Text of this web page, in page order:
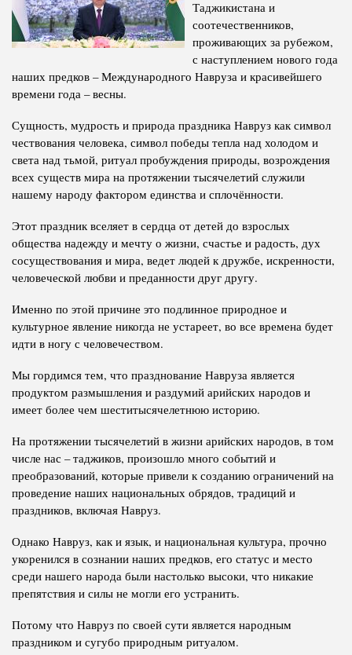
Полномочия
Биография
Книги
Статьи
Пресс-центр
ПРЕЗИДЕНТ РЕСПУБЛИКИ ТАДЖИКИСТАН
Структура Института
Руководители и сотрудники
История руководителей
Таджикистана и
соотечественников,
проживающих за рубежом,
с наступлением нового года
наших предков – Международного Навруза и красивейшего
времени года – весны.
Сущность, мудрость и природа праздника Навруз как символ
чествования человека, символ победы тепла над холодом и
света над тьмой, ритуал пробуждения природы, возрождения
всех существ мира на протяжении тысячелетий служили
нашему народу фактором единства и сплочённости.
Этот праздник вселяет в сердца от детей до взрослых
общества надежду и мечту о жизни, счастье и радость, дух
сосуществования и мира, ведет людей к дружбе, искренности,
человеческой любви и преданности друг другу.
Именно по этой причине это подлинное природное и
культурное явление никогда не устареет, во все времена будет
идти в ногу с человечеством.
Мы гордимся тем, что празднование Навруза является
продуктом размышления и раздумий арийских народов и
имеет более чем шеститысячелетнюю историю.
На протяжении тысячелетий в жизни арийских народов, в том
числе нас – таджиков, произошло много событий и
преобразований, которые привели к созданию ограничений на
проведение наших национальных обрядов, традиций и
праздников, включая Навруз.
Однако Навруз, как и язык, и национальная культура, прочно
укоренился в сознании наших предков, его статус и место
среди нашего народа были настолько высоки, что никакие
препятствия и силы не могли его устранить.
Потому что Навруз по своей сути является народным
праздником и сугубо природным ритуалом.